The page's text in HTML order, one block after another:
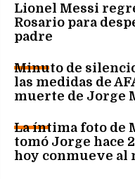
Lionel Messi
Rosario para
padre
Minuto de
las medidas de
muerte de Jorge
La íntima foto de
tomó Jorge hace
hoy conmueve al